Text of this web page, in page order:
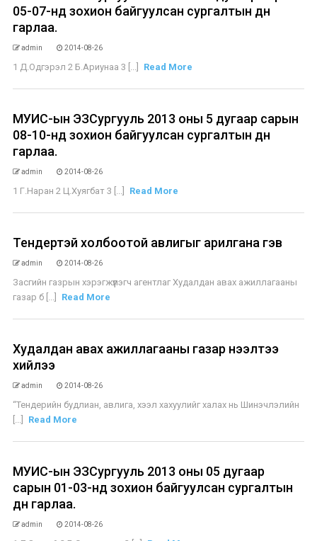
05-07-нд зохион байгуулсан сургалтын дүн
гарлаа.
admin 2014-08-26
1 Д.Одгэрэл 2 Б.Ариунаа 3 [...] Read More
МУИС-ын ЭЗСургууль 2013 оны 5 дугаар сарын
08-10-нд зохион байгуулсан сургалтын дүн
гарлаа.
admin 2014-08-26
1 Г.Наран 2 Ц.Хуягбат 3 [...] Read More
Тендертэй холбоотой авлигыг арилгана гэв
admin 2014-08-26
Засгийн газрын хэрэгжүүлэгч агентлаг Худалдан авах ажиллагааны
газар б [...]
Read More
Худалдан авах ажиллагааны газар нээлтээ
хийлээ
admin 2014-08-26
“Тендерийн будлиан, авлига, хээл хахуулийг халах нь Шинэчлэлийн
[...]
Read More
МУИС-ын ЭЗСургууль 2013 оны 05 дугаар
сарын 01-03-нд зохион байгуулсан сургалтын
дүн гарлаа.
admin 2014-08-26